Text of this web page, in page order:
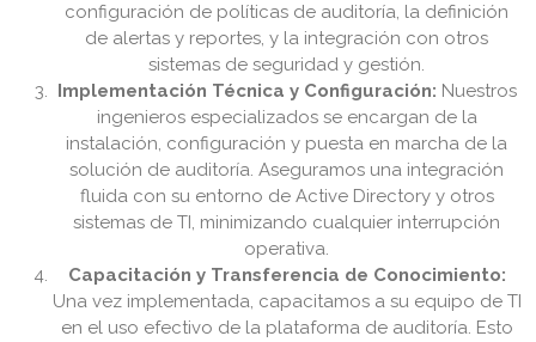
configuración de políticas de auditoría, la definición
de alertas y reportes, y la integración con otros
sistemas de seguridad y gestión.
Implementación Técnica y Configuración: Nuestros
ingenieros especializados se encargan de la
instalación, configuración y puesta en marcha de la
solución de auditoría. Aseguramos una integración
fluida con su entorno de Active Directory y otros
sistemas de TI, minimizando cualquier interrupción
operativa.
Capacitación y Transferencia de Conocimiento:
Una vez implementada, capacitamos a su equipo de TI
en el uso efectivo de la plataforma de auditoría. Esto